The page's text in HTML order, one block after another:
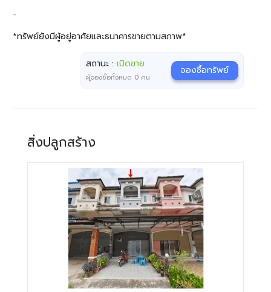
-
*ทรัพย์ยังมีผู้อยู่อาศัยและธนาคารขายตามสภาพ*
สถานะ :เปิดขาย
ผู้จองซื้อทั้งหมด 0 คน
จองซื้อทรัพย์
สิ่งปลูกสร้าง